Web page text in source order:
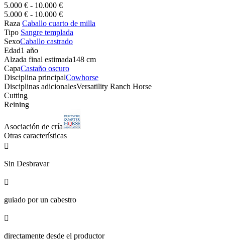
5.000 € - 10.000 €
5.000 € - 10.000 €
Raza Caballo cuarto de milla
Tipo Sangre templada
SexoCaballo castrado
Edad1 año
Alzada final estimada148 cm
CapaCastaño oscuro
Disciplina principalCowhorse
Disciplinas adicionalesVersatility Ranch Horse
Cutting
Reining
Asociación de cría
Otras características

Sin Desbravar

guiado por un cabestro

directamente desde el productor